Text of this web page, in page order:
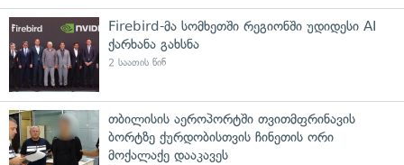
Firebird-მა სომხეთში რეგიონში უდიდესი AI
ქარხანა გახსნა
2 საათის წინ
თბილისის აეროპორტში თვითმფრინავის
ბორტზე ქურდობისთვის ჩინეთის ორი
მოქალაქე დააკავეს